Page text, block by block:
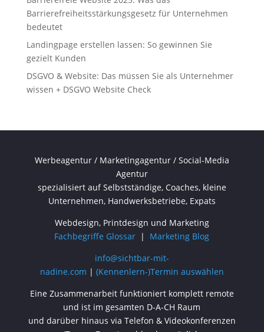
Barrierefreiheitsstärkungsgesetz für Unternehmen
bedeutet
Landingpage erstellen lassen: So gewinnen Sie
gezielt Kunden
DSGVO & Website: Das müssen Sie als Unternehmer
wissen + DSGVO Website Check
Werbeagentur / Marketingagentur / Social-Media
Agentur
spezialisiert auf Selbstständige, Coaches, kleine
Unternehmen, Handwerksbetriebe, Expats
Webdesign, Printdesign und Marketing
Fachbegriffe Glossar | Marketing Blog
info@sichtbar-mit-
nadine.com | (Kennenlern-)Termin auswählen
Eine Zusammenarbeit funktioniert komplett remote
und ist im gesamten D-A-CH Raum
und darüber hinaus via Telefon & Videokonferenzen